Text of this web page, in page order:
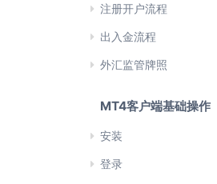
注册开户流程
出入金流程
外汇监管牌照
MT4客户端基础操作
安装
登录